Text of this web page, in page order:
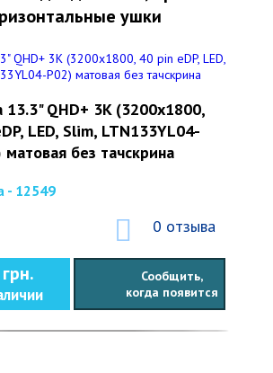
ушки
QHD+ 3K (3200x1800,
LED, Slim, LTN133YL04-
матовая без тачскрина
- 12549
0 отзыва
Сообщить,
когда появится